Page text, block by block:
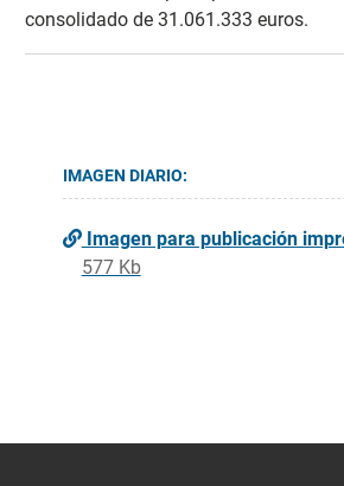
consolidado de 31.061.333 euros.
IMAGEN DIARIO:
Imagen para publicación
577 Kb